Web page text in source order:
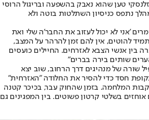
טען שהוא נאבק בהשפעה ובריגול הרוסי
נתפס כניסיון השתלטות בוטה ולא
'אני לא יכול לעזוב את החבר'ה שלי ואת
להוטים, אין להם זמן להרהר על המצב,
בין אנשי הצבא לאזרחים. החיילים כועסים
שותים בירה בברים"
שורה של מנהיגים דרך הרחוב, שוב יצא
חסד כדי להסיר את החלודה "האזרחית"
המלחמה. בזמן שהחוק עבר, בכיכר קטנה
אוחזים בשלטי קרטון פשוטים. בין המפגינים גם